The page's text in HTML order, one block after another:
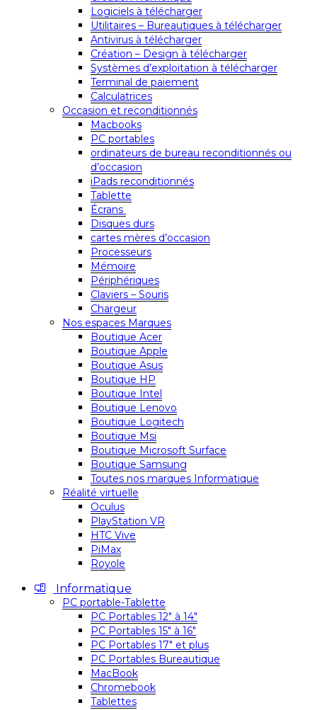
Logiciels à télécharger
Utilitaires – Bureautiques à télécharger
Antivirus à télécharger
Création – Design à télécharger
Systèmes d’exploitation à télécharger
Terminal de paiement
Calculatrices
Occasion et reconditionnés
Macbooks
PC portables
ordinateurs de bureau reconditionnés ou
d’occasion
iPads reconditionnés
Tablette
Écrans
Disques durs
cartes mères d’occasion
Processeurs
Mémoire
Périphériques
Claviers – Souris
Chargeur
Nos espaces Marques
Boutique Acer
Boutique Apple
Boutique Asus
Boutique HP
Boutique Intel
Boutique Lenovo
Boutique Logitech
Boutique Msi
Boutique Microsoft Surface
Boutique Samsung
Toutes nos marques Informatique
Réalité virtuelle
Oculus
PlayStation VR
HTC Vive
PiMax
Royole
Informatique
PC portable-Tablette
PC Portables 12″ à 14″
PC Portables 15″ à 16″
PC Portables 17″ et plus
PC Portables Bureautique
MacBook
Chromebook
Tablettes